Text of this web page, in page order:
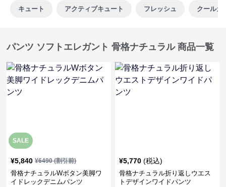
キュート アクティブキュート フレッシュ クールカ
パンツ ソフトエレガント 骨格ナチュラル 商品一覧
SALE
¥5,840 ¥6490(割引前)
骨格ナチュラルWボタン美脚ワ
イドレックデニムパンツ
¥5,770 (税込)
骨格ナチュラル折り返しウエス
トデザインワイドパンツ